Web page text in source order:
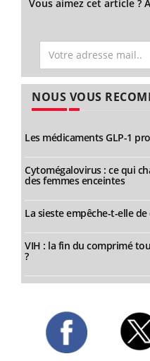
Vous aimez cet article ?
NOUS VOUS
Les médicaments GLP-1
Cytomégalovirus : ce qui
des femmes enceintes
La sieste empêche-t-elle
VIH : la fin du comprimé
?